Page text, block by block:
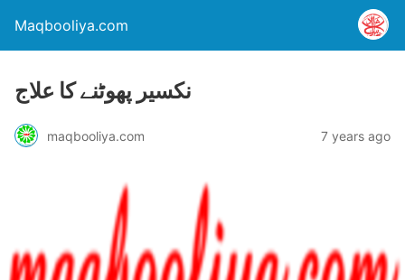
Maqbooliya.com
نکسیر پھوٹنے کا علاج
maqbooliya.com 7 years ago